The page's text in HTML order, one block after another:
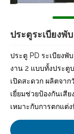
ประตูระเบียงพั
ประตู PD ระเบียง
งาน 2 แบบทั้งประตู
เปิดสะดวก ผลิตจา
เยี่ยมช่วยป้องกันเสี
เหมาะกับการตกแต่